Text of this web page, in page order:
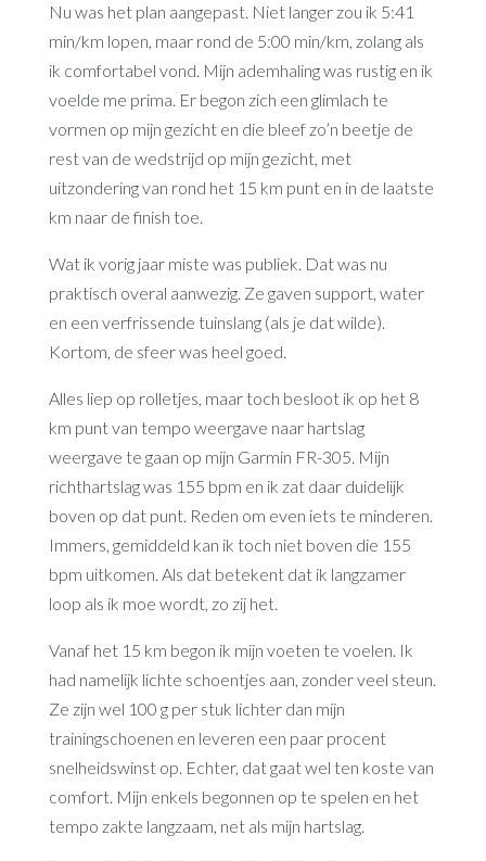
Nu was het plan aangepast. Niet langer zou ik 5:41
min/km lopen, maar rond de 5:00 min/km, zolang als
ik comfortabel vond. Mijn ademhaling was rustig en ik
voelde me prima. Er begon zich een glimlach te
vormen op mijn gezicht en die bleef zo’n beetje de
rest van de wedstrijd op mijn gezicht, met
uitzondering van rond het 15 km punt en in de laatste
km naar de finish toe.
Wat ik vorig jaar miste was publiek. Dat was nu
praktisch overal aanwezig. Ze gaven support, water
en een verfrissende tuinslang (als je dat wilde).
Kortom, de sfeer was heel goed.
Alles liep op rolletjes, maar toch besloot ik op het 8
km punt van tempo weergave naar hartslag
weergave te gaan op mijn Garmin FR-305. Mijn
richthartslag was 155 bpm en ik zat daar duidelijk
boven op dat punt. Reden om even iets te minderen.
Immers, gemiddeld kan ik toch niet boven die 155
bpm uitkomen. Als dat betekent dat ik langzamer
loop als ik moe wordt, zo zij het.
Vanaf het 15 km begon ik mijn voeten te voelen. Ik
had namelijk lichte schoentjes aan, zonder veel steun.
Ze zijn wel 100 g per stuk lichter dan mijn
trainingschoenen en leveren een paar procent
snelheidswinst op. Echter, dat gaat wel ten koste van
comfort. Mijn enkels begonnen op te spelen en het
tempo zakte langzaam, net als mijn hartslag.